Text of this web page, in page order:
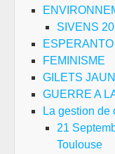
SIVENS
ESPERANTO
FEMINISME
GILETS
GUERRE A
La gestion de
21
Toulouse